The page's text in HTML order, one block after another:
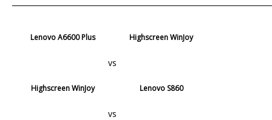
Lenovo A6600 Plus
vs
Highscreen WinJoy
Highscreen WinJoy
vs
Lenovo S860